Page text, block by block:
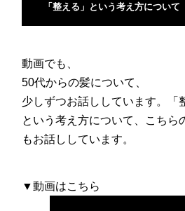
「整える」という考え方について
動画でも、
50代からの髪について、
少しずつお話ししています。「
という考え方について、こちら
もお話ししています。
▼動画はこちら